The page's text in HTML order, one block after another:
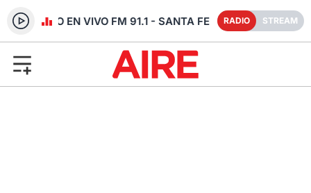
RADIO EN VIVO FM 91.1 - SANTA FE RADIO STREAM